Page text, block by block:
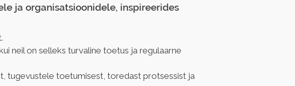
ja organisatsioonidele, inspireerides
neil on selleks turvaline toetus ja regulaarne
tugevustele toetumisest, toredast protsessist ja